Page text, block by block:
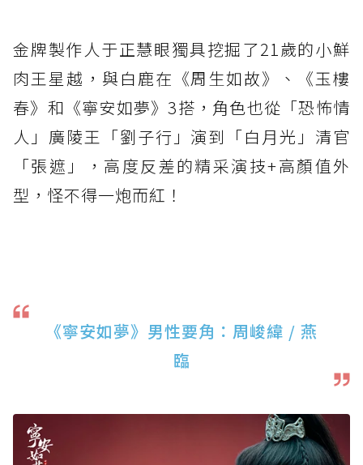
金牌製作人于正慧眼獨具挖掘了21歲的小鮮
肉王星越，與白鹿在《周生如故》、《玉樓
春》和《寧安如夢》3搭，角色也從「恐怖情
人」廣陵王「劉子行」演到「白月光」清官
「張遮」，高度反差的精采演技+高顏值外
型，怪不得一炮而紅！
《寧安如夢》男性要角：周峻緯 / 燕
臨